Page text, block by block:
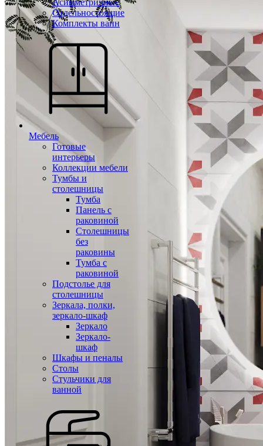
Асимметричные
Отдельностоящие
Комплекты ванн
Мебель
Готовые
интерьеры
Коллекции мебели
Тумбы и
столешницы
Тумба
Панель с
раковиной
Столешницы
без
раковины
Тумба с
раковиной
Подстолье для
столешницы
Зеркала, полки,
зеркало-шкаф
Зеркало
Зеркало-
шкаф
Шкафы и пеналы
Столы
Стульчики для
ванной